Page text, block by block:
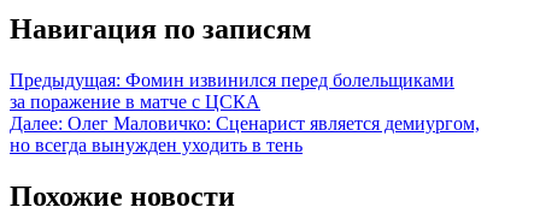
Навигация по записям
Предыдущая: Фомин извинился перед болельщиками
за поражение в матче с ЦСКА
Далее: Олег Маловичко: Сценарист является демиургом,
но всегда вынужден уходить в тень
Похожие новости